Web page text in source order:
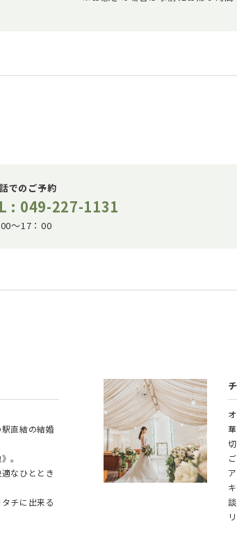
でのご予約
: 049-227-1131
～17：00
直結の結婚
。
なひととき
チに出来る